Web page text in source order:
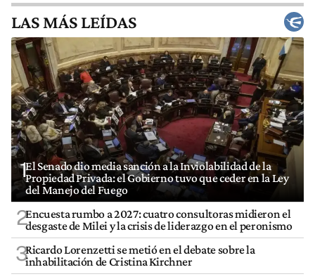
LAS MÁS LEÍDAS
1El Senado dio media sanción a la Inviolabilidad de la
Propiedad Privada: el Gobierno tuvo que ceder en la Ley
del Manejo del Fuego
2Encuesta rumbo a 2027: cuatro consultoras midieron el
desgaste de Milei y la crisis de liderazgo en el peronismo
3Ricardo Lorenzetti se metió en el debate sobre la
inhabilitación de Cristina Kirchner